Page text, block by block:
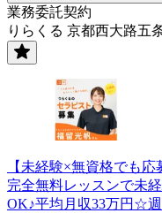
業務委託契約
りらくる 京都西大路五
【未経験×無資格でも
完全無料レッスンで未
OK♪平均月収33万円☆